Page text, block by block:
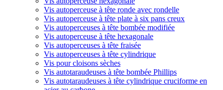
Vis autoperceuse à tête ronde avec rondelle
Vis autoperceuse à tête plate à six pans creux
Vis autoperceuses à tête bombée modifiée
Vis autoperceuse à tête hexagonale
Vis autoperceuses à tête fraisée
Vis autoperceuses à tête cylindrique
Vis pour cloisons sèches
Vis autotaraudeuses à tête bombée Phillips
Vis autotaraudeuses à tête cylindrique cruciforme en